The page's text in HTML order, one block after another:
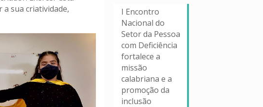
a sua criatividade,
I Encontro
Nacional do
Setor da Pessoa
com Deficiência
fortalece a
missão
calabriana e a
promoção da
inclusão